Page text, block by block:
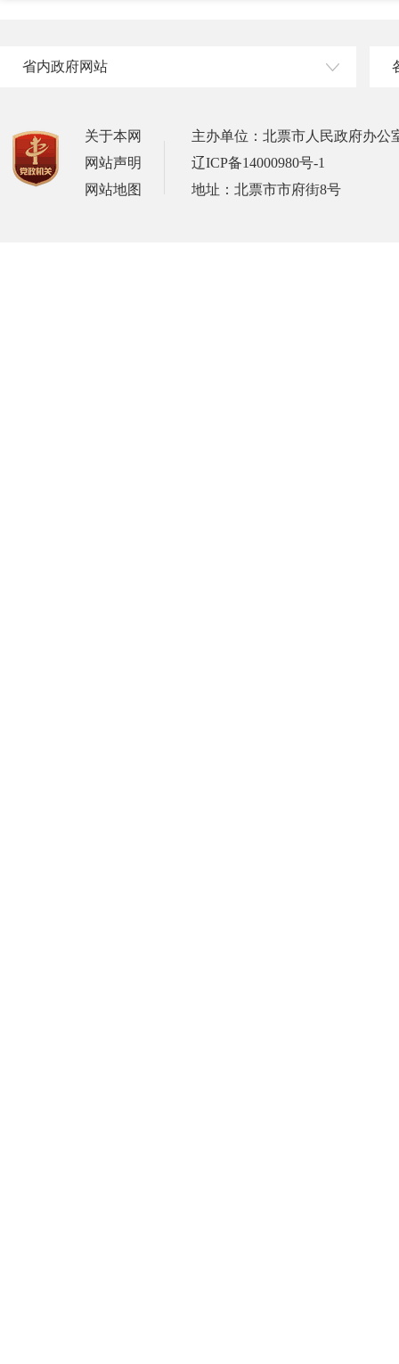
省内政府网站
关于本网
网站声明
网站地图
主办单位：北票市人民政府办公
辽ICP备14000980号-1
地址：北票市市府街8号